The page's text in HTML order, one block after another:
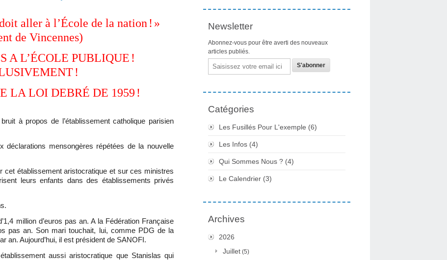
aller à l’École de la nation ! »
de Vincennes)
A L’ÉCOLE PUBLIQUE !
!
LA LOI DEBRÉ DE 1959 !
à propos de l’établissement catholique parisien
déclarations mensongères répétées de la nouvelle
cet établissement aristocratique et sur ces ministres
leurs enfants dans des établissements privés
million d’euros pas an. A la Fédération Française
pas an. Son mari touchait, lui, comme PDG de la
an. Aujourd’hui, il est président de SANOFI.
aussi aristocratique que Stanislas qui
Newsletter
Abonnez-vous pour être averti des nouveaux
articles publiés.
Email
Catégories
Les Fusillés Pour L'exemple (6)
Les Infos (4)
Qui Sommes Nous ? (4)
Le Calendrier (3)
Archives
2026
Juillet (5)